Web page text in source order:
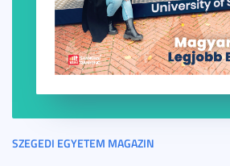
SZEGEDI EGYETEM MAGAZIN